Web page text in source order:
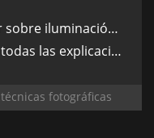
en un solo libro.
a paso para que domines la luz.
técnicas fotográficas